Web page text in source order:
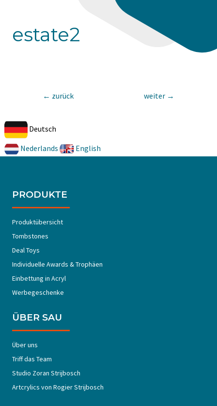
estate2
← zurück weiter →
Deutsch
Nederlands English
PRODUKTE
Produktübersicht
Tombstones
Deal Toys
Individuelle Awards & Trophäen
Einbettung in Acryl
Werbegeschenke
ÜBER SAU
Über uns
Triff das Team
Studio Zoran Strijbosch
Artcrylics von Rogier Strijbosch